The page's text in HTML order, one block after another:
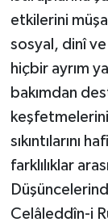
etkilerini
sosyal, dinî ve
hiçbir ayrım
bakımdan
sıkıntılarını
farklılıklar
Celâleddîn-i
Denizli
Edirne
Elazığ
Diyanet
İhtida